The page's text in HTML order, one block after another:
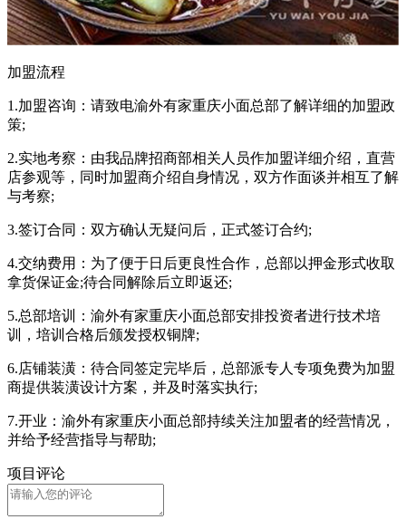
加盟流程
1.加盟咨询：请致电渝外有家重庆小面总部了解详细的加盟政
策;
2.实地考察：由我品牌招商部相关人员作加盟详细介绍，直营
店参观等，同时加盟商介绍自身情况，双方作面谈并相互了解
与考察;
3.签订合同：双方确认无疑问后，正式签订合约;
4.交纳费用：为了便于日后更良性合作，总部以押金形式收取
拿货保证金;待合同解除后立即返还;
5.总部培训：渝外有家重庆小面总部安排投资者进行技术培
训，培训合格后颁发授权铜牌;
6.店铺装潢：待合同签定完毕后，总部派专人专项免费为加盟
商提供装潢设计方案，并及时落实执行;
7.开业：渝外有家重庆小面总部持续关注加盟者的经营情况，
并给予经营指导与帮助;
项目评论